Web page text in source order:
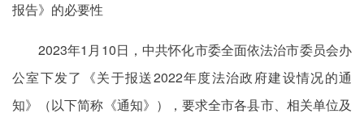
报告》的必要性
2023年1月10日，中共怀化市委全面依法治市委员会办
公室下发了《关于报送2022年度法治政府建设情况的通
知》（以下简称《通知》），要求全市各县市、相关单位及